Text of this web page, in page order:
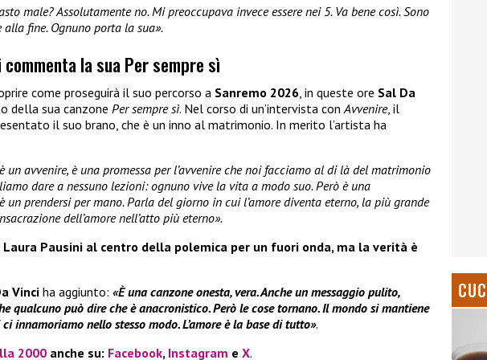
male? Assolutamente no. Mi preoccupava invece essere nei 5. Va bene così. Sono
fine. Ognuno porta la sua».
commenta la sua Per sempre sì
come proseguirà il suo percorso a Sanremo 2026, in queste ore Sal Da
della sua canzone Per sempre sì. Nel corso di un’intervista conAvvenire, il
il suo brano, che è un inno al matrimonio. In merito l’artista ha
un avvenire, è una promessa per l’avvenire che noi facciamo al di là del matrimonio
dare a nessuno lezioni: ognuno vive la vita a modo suo. Però è una
un prendersi per mano. Parla del giorno in cui l’amore diventa eterno, la più grande
dell’amore nell’atto più eterno».
Laura Pausini al centro della polemica per un fuori onda, ma la verità è
Vinci ha aggiunto: «È una canzone onesta, vera. Anche un messaggio pulito,
qualcuno può dire che è anacronistico. Però le cose tornano. Il mondo si mantiene
ci innamoriamo nello stesso modo. L’amore è la base di tutto».
2000 anche su: Facebook, Instagram e X.